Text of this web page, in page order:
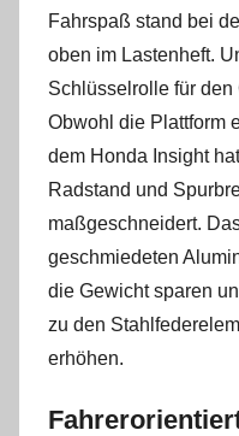
Fahrspaß stand bei
oben im Lastenheft.
Schlüsselrolle für
Obwohl die Plattform
dem Honda Insight
Radstand und
maßgeschneidert.
geschmiedeten
die Gewicht sparen
zu den
erhöhen.